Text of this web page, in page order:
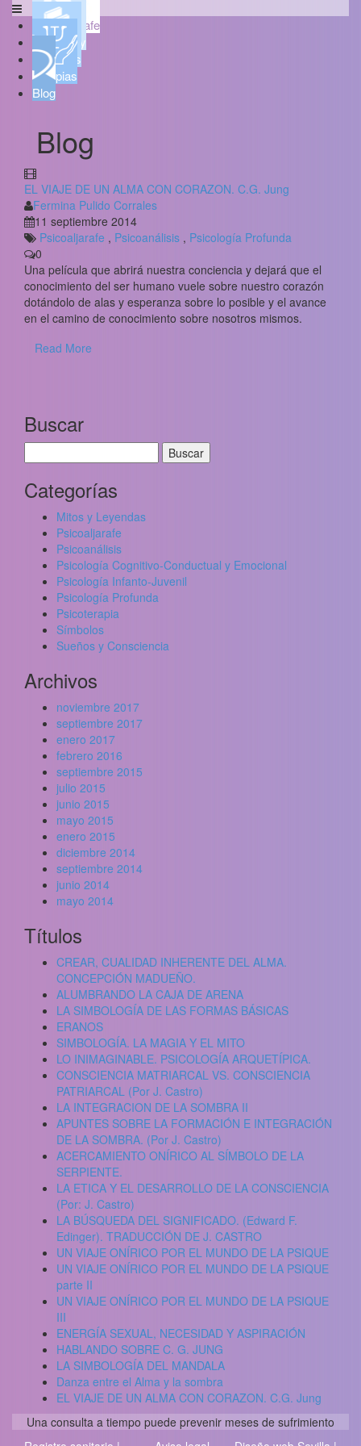
Psicoaljarafe
Quién soy
Servicios
Terapias
Blog
Blog
EL VIAJE DE UN ALMA CON CORAZON. C.G. Jung
Fermina Pulido Corrales
11 septiembre 2014
Psicoaljarafe , Psicoanálisis , Psicología Profunda
0
Una película que abrirá nuestra conciencia y dejará que el
conocimiento del ser humano vuele sobre nuestro corazón
dotándolo de alas y esperanza sobre lo posible y el avance
en el camino de conocimiento sobre nosotros mismos.
Read More
Buscar
Categorías
Mitos y Leyendas
Psicoaljarafe
Psicoanálisis
Psicología Cognitivo-Conductual y Emocional
Psicología Infanto-Juvenil
Psicología Profunda
Psicoterapia
Símbolos
Sueños y Consciencia
Archivos
noviembre 2017
septiembre 2017
enero 2017
febrero 2016
septiembre 2015
julio 2015
junio 2015
mayo 2015
enero 2015
diciembre 2014
septiembre 2014
junio 2014
mayo 2014
Títulos
CREAR, CUALIDAD INHERENTE DEL ALMA.
CONCEPCIÓN MADUEÑO.
ALUMBRANDO LA CAJA DE ARENA
LA SIMBOLOGÍA DE LAS FORMAS BÁSICAS
ERANOS
SIMBOLOGÍA. LA MAGIA Y EL MITO
LO INIMAGINABLE. PSICOLOGÍA ARQUETÍPICA.
CONSCIENCIA MATRIARCAL VS. CONSCIENCIA
PATRIARCAL (Por J. Castro)
LA INTEGRACION DE LA SOMBRA II
APUNTES SOBRE LA FORMACIÓN E INTEGRACIÓN
DE LA SOMBRA. (Por J. Castro)
ACERCAMIENTO ONÍRICO AL SÍMBOLO DE LA
SERPIENTE.
LA ETICA Y EL DESARROLLO DE LA CONSCIENCIA
(Por: J. Castro)
LA BÚSQUEDA DEL SIGNIFICADO. (Edward F.
Edinger). TRADUCCIÓN DE J. CASTRO
UN VIAJE ONÍRICO POR EL MUNDO DE LA PSIQUE
UN VIAJE ONÍRICO POR EL MUNDO DE LA PSIQUE
parte II
UN VIAJE ONÍRICO POR EL MUNDO DE LA PSIQUE
III
ENERGÍA SEXUAL, NECESIDAD Y ASPIRACIÓN
HABLANDO SOBRE C. G. JUNG
LA SIMBOLOGÍA DEL MANDALA
Danza entre el Alma y la sombra
EL VIAJE DE UN ALMA CON CORAZON. C.G. Jung
Una consulta a tiempo puede prevenir meses de sufrimiento